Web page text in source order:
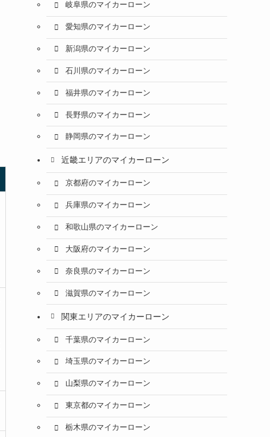
岐阜県のマイカーローン
愛知県のマイカーローン
新潟県のマイカーローン
石川県のマイカーローン
福井県のマイカーローン
長野県のマイカーローン
静岡県のマイカーローン
近畿エリアのマイカーローン
京都府のマイカーローン
兵庫県のマイカーローン
和歌山県のマイカーローン
大阪府のマイカーローン
奈良県のマイカーローン
滋賀県のマイカーローン
関東エリアのマイカーローン
千葉県のマイカーローン
埼玉県のマイカーローン
山梨県のマイカーローン
東京都のマイカーローン
栃木県のマイカーローン